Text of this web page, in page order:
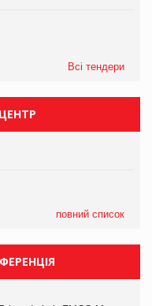
Всі тендери
повний список